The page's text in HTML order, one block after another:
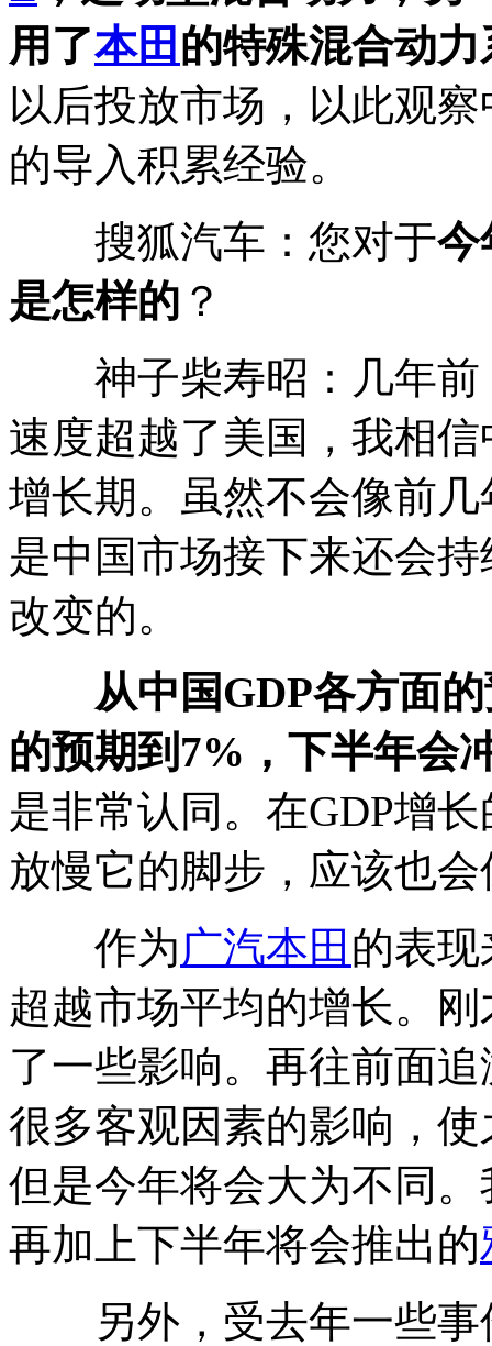
用了本田 的特殊混合动
以后投放市场，以此观
的导入积累经验。
搜狐汽车：您对于今
是怎样的 ？
神子柴寿昭：几年前
速度超越了美国，我相
增长期。虽然不会像前
是中国市场接下来还会
改变的。
从中国GDP各方面
的预期到7%，下半年会
是非常认同。在GDP增
放慢它的脚步，应该也
作为广汽本田 的表
超越市场平均的增长。
了一些影响。再往前面
很多客观因素的影响，
但是今年将会大为不同
再加上下半年将会推出的
另外，受去年一些事